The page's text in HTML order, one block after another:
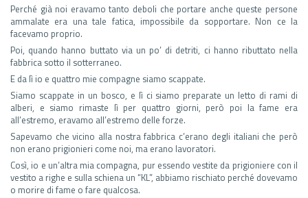
Perché già noi eravamo tanto deboli che portare anche queste persone
ammalate era una tale fatica, impossibile da sopportare. Non ce la
facevamo proprio.
Poi, quando hanno buttato via un po’ di detriti, ci hanno ributtato nella
fabbrica sotto il sotterraneo.
E da lì io e quattro mie compagne siamo scappate.
Siamo scappate in un bosco, e lì ci siamo preparate un letto di rami di
alberi, e siamo rimaste lì per quattro giorni, però poi la fame era
all’estremo, eravamo all’estremo delle forze.
Sapevamo che vicino alla nostra fabbrica c’erano degli italiani che però
non erano prigionieri come noi, ma erano lavoratori.
Così, io e un’altra mia compagna, pur essendo vestite da prigioniere con il
vestito a righe e sulla schiena un “KL”, abbiamo rischiato perché dovevamo
o morire di fame o fare qualcosa.